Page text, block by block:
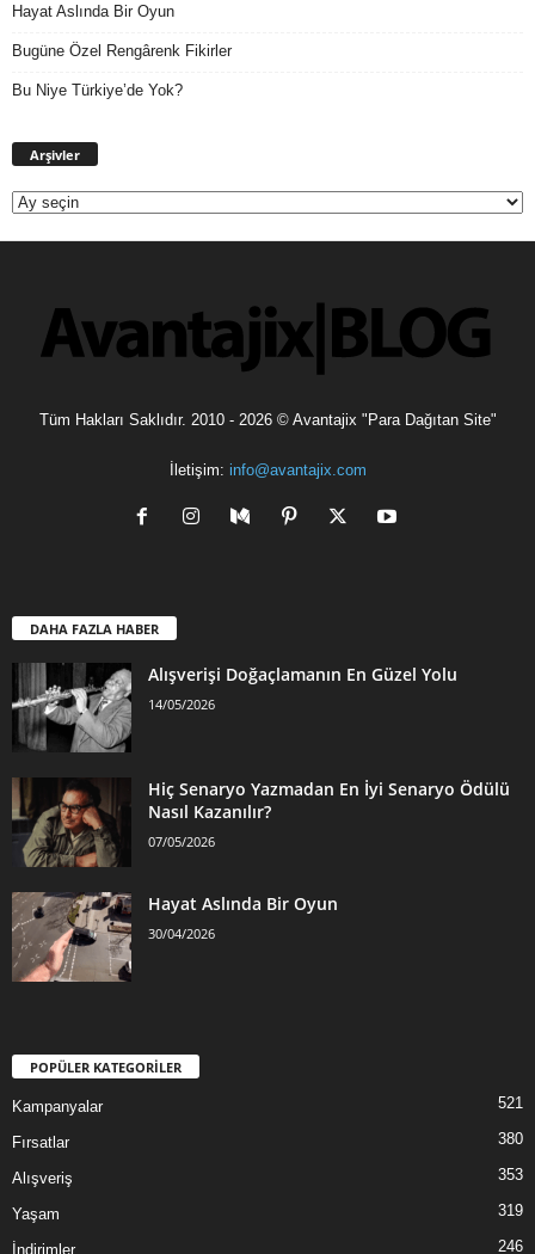
Hayat Aslında Bir Oyun
Bugüne Özel Rengârenk Fikirler
Bu Niye Türkiye’de Yok?
Arşivler
Tüm Hakları Saklıdır. 2010 - 2026 © Avantajix "Para Dağıtan Site"
İletişim: info@avantajix.com
DAHA FAZLA HABER
Alışverişi Doğaçlamanın En Güzel Yolu
14/05/2026
Hiç Senaryo Yazmadan En İyi Senaryo Ödülü
Nasıl Kazanılır?
07/05/2026
Hayat Aslında Bir Oyun
30/04/2026
POPÜLER KATEGORİLER
Kampanyalar 521
Fırsatlar 380
Alışveriş 353
Yaşam 319
İndirimler 246